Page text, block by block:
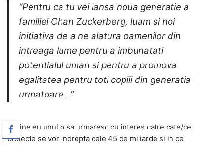
“Pentru ca tu vei lansa noua generatie a
familiei Chan Zuckerberg, luam si noi
initiativa de a ne alatura oamenilor din
intreaga lume pentru a imbunatati
potentialul uman si pentru a promova
egalitatea pentru toti copiii din generatia
urmatoare…”
Ei bine eu unul o sa urmaresc cu interes catre cate/ce
proiecte se vor indrepta cele 45 de miliarde si in ce